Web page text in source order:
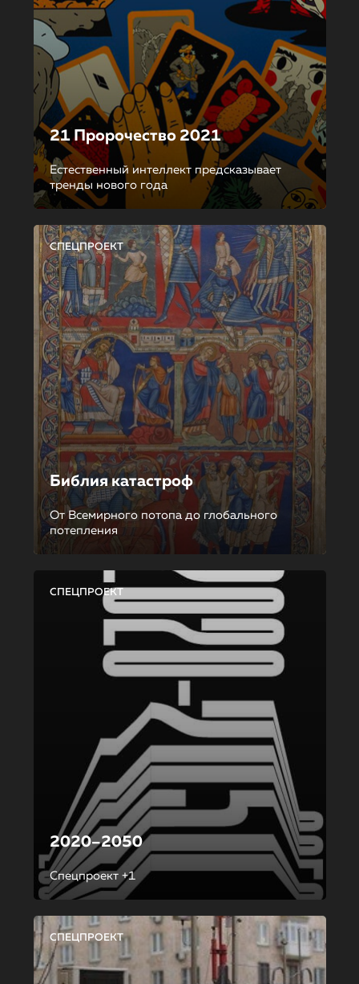
21 Пророчество 2021
Естественный интеллект предсказывает
тренды нового года
СПЕЦПРОЕКТ
Библия катастроф
От Всемирного потопа до глобального
потепления
СПЕЦПРОЕКТ
2020–2050
Спецпроект +1
СПЕЦПРОЕКТ